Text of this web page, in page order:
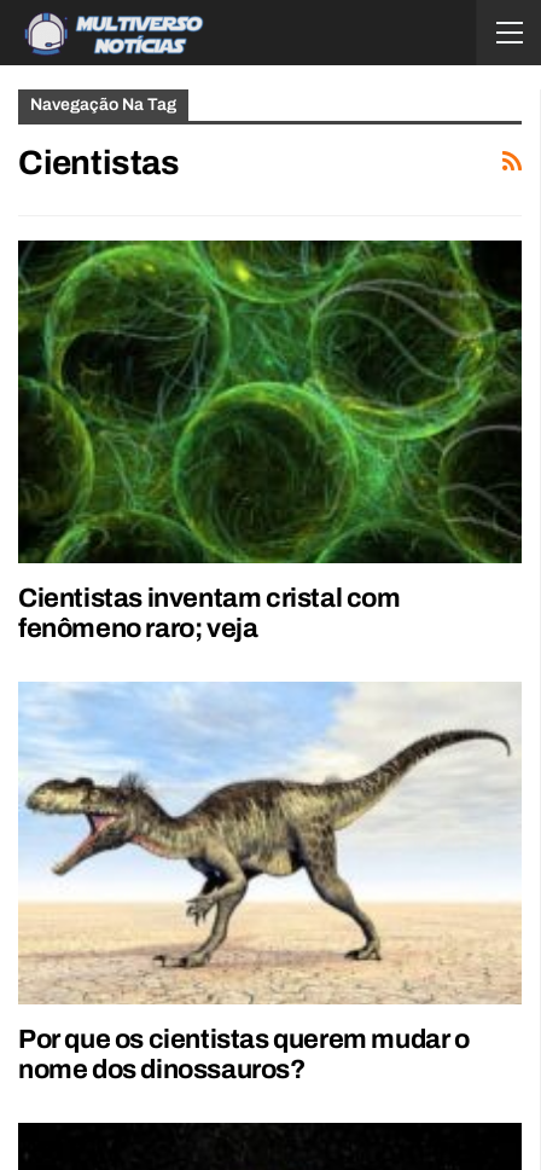
Navegação Na Tag
Cientistas
Cientistas inventam cristal com
fenômeno raro; veja
Por que os cientistas querem mudar o
nome dos dinossauros?